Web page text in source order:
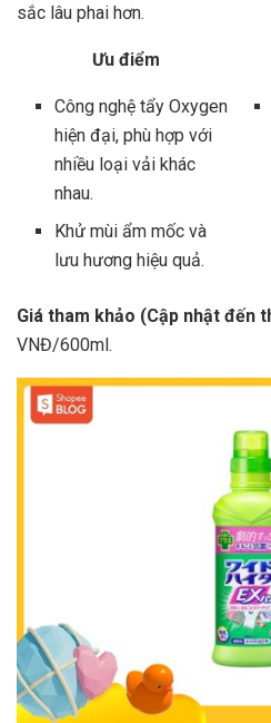
sắc lâu phai hơn.
Ưu điểm
Công nghệ tẩy Oxygen
hiện đại, phù hợp với
nhiều loại vải khác
nhau.
Khử mùi ẩm mốc và
lưu hương hiệu quả.
Giá tham khảo (Cập nhật đến
VNĐ/600ml.